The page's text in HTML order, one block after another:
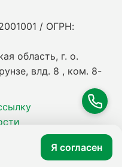
/ ОГРН:
область, г. о.
влд. 8 , ком. 8-
Я согласен